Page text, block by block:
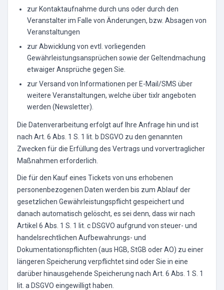
zur Kontaktaufnahme durch uns oder durch den
Veranstalter im Falle von Änderungen, bzw. Absagen von
Veranstaltungen
zur Abwicklung von evtl. vorliegenden
Gewährleistungsansprüchen sowie der Geltendmachung
etwaiger Ansprüche gegen Sie.
zur Versand von Informationen per E-Mail/SMS über
weitere Veranstaltungen, welche über tixlr angeboten
werden (Newsletter).
Die Datenverarbeitung erfolgt auf Ihre Anfrage hin und ist
nach Art. 6 Abs. 1 S. 1 lit. b DSGVO zu den genannten
Zwecken für die Erfüllung des Vertrags und vorvertraglicher
Maßnahmen erforderlich.
Die für den Kauf eines Tickets von uns erhobenen
personenbezogenen Daten werden bis zum Ablauf der
gesetzlichen Gewährleistungspflicht gespeichert und
danach automatisch gelöscht, es sei denn, dass wir nach
Artikel 6 Abs. 1 S. 1 lit. c DSGVO aufgrund von steuer- und
handelsrechtlichen Aufbewahrungs- und
Dokumentationspflichten (aus HGB, StGB oder AO) zu einer
längeren Speicherung verpflichtet sind oder Sie in eine
darüber hinausgehende Speicherung nach Art. 6 Abs. 1 S. 1
lit. a DSGVO eingewilligt haben.